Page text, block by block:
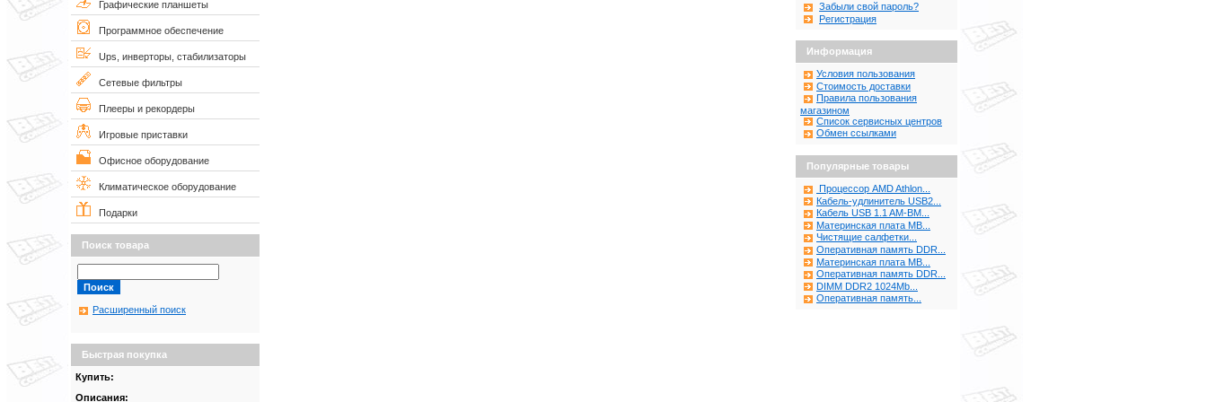
Графические планшеты
Программное обеспечение
Ups, инверторы, стабилизаторы
Сетевые фильтры
Плееры и рекордеры
Игровые приставки
Офисное оборудование
Климатическое оборудование
Подарки
Поиск товара
Расширенный поиск
Быстрая покупка
Купить:
Описания:
Забыли свой пароль?
Регистрация
Информация
Условия пользования
Стоимость доставки
Правила пользования
магазином
Список сервисных центров
Обмен ссылками
Популярные товары
Процессор AMD Athlon...
Кабель-удлинитель USB2...
Кабель USB 1.1 AM-BM...
Материнская плата MB...
Чистящие салфетки...
Оперативная память DDR...
Материнская плата MB...
Оперативная память DDR...
DIMM DDR2 1024Mb...
Оперативная память...